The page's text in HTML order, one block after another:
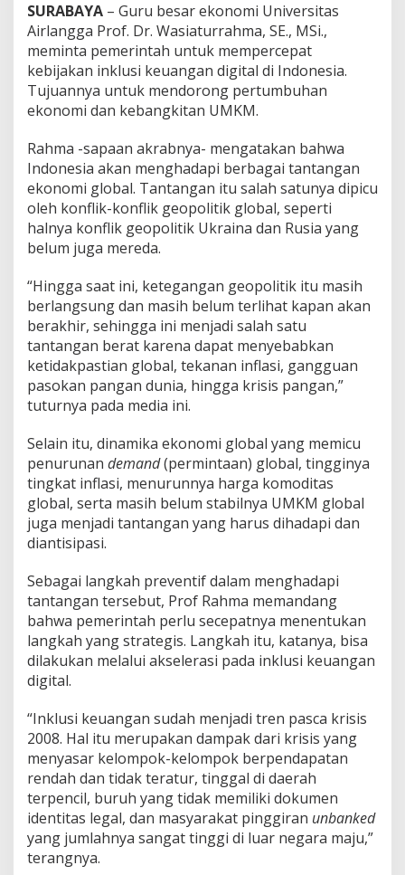
P
e
m
e
r
i
n
t
a
h
D
i
m
i
n
M
e
p
e
r
c
e
p
t
I
n
k
l
u
K
e
u
a
n
g
i
g
i
t
l
SURABAYA – Guru besar ekonomi Universitas
Airlangga Prof. Dr. Wasiaturrahma, SE., MSi.,
meminta pemerintah untuk mempercepat
kebijakan inklusi keuangan digital di Indonesia.
Tujuannya untuk mendorong pertumbuhan
ekonomi dan kebangkitan UMKM.
Rahma -sapaan akrabnya- mengatakan bahwa
Indonesia akan menghadapi berbagai tantangan
ekonomi global. Tantangan itu salah satunya dipicu
oleh konflik-konflik geopolitik global, seperti
halnya konflik geopolitik Ukraina dan Rusia yang
belum juga mereda.
“Hingga saat ini, ketegangan geopolitik itu masih
berlangsung dan masih belum terlihat kapan akan
berakhir, sehingga ini menjadi salah satu
tantangan berat karena dapat menyebabkan
ketidakpastian global, tekanan inflasi, gangguan
pasokan pangan dunia, hingga krisis pangan,”
tuturnya pada media ini.
Selain itu, dinamika ekonomi global yang memicu
penurunan demand(permintaan) global, tingginya
tingkat inflasi, menurunnya harga komoditas
global, serta masih belum stabilnya UMKM global
juga menjadi tantangan yang harus dihadapi dan
diantisipasi.
Sebagai langkah preventif dalam menghadapi
tantangan tersebut, Prof Rahma memandang
bahwa pemerintah perlu secepatnya menentukan
langkah yang strategis. Langkah itu, katanya, bisa
dilakukan melalui akselerasi pada inklusi keuangan
digital.
“Inklusi keuangan sudah menjadi tren pasca krisis
2008. Hal itu merupakan dampak dari krisis yang
menyasar kelompok-kelompok berpendapatan
rendah dan tidak teratur, tinggal di daerah
terpencil, buruh yang tidak memiliki dokumen
identitas legal, dan masyarakat pinggiran unbanked
yang jumlahnya sangat tinggi di luar negara maju,”
terangnya.